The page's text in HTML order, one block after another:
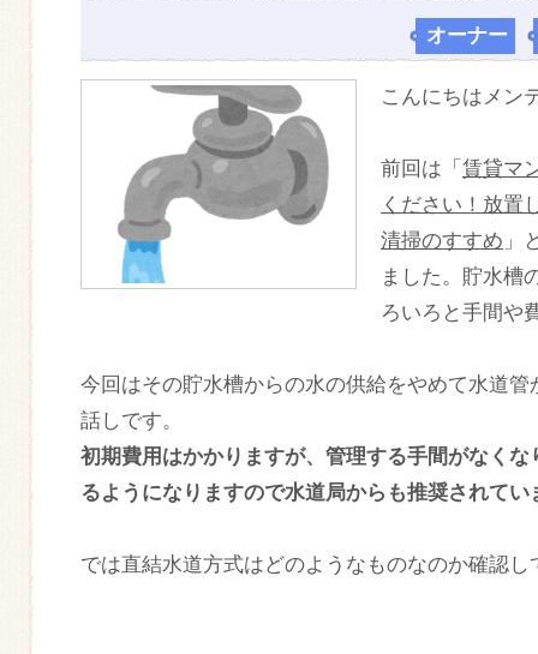
オーナー
こんにちはメン
前回は「 賃貸マ
ください！放置
清掃のすすめ 」
ました。貯水槽
ろいろと手間や
今回はその貯水槽からの水の供給をやめて水道
話しです。
初期費用はかかりますが、管理する手間がなく
るようになりますので水道局からも推奨されてい
では直結水道方式はどのようなものなのか確認し